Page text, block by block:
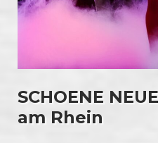
SCHOENE
am Rhein